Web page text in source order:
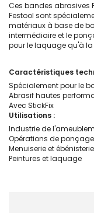
Ces bandes abrasives
Festool sont
matériaux à base de
intermédiaire et le
pour le laquage qu'à
Caractéristiques
Spécialement pour le
Abrasif hautes
Avec StickFix
Utilisations :
Industrie de
Opérations de
Menuiserie et ébénisterie
Peintures et laquage